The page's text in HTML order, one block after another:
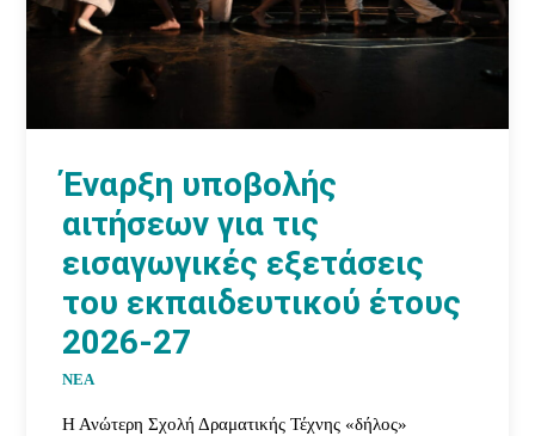
Έναρξη υποβολής
αιτήσεων για τις
εισαγωγικές εξετάσεις
του εκπαιδευτικού έτους
2026-27
ΝΕΑ
Η Ανώτερη Σχολή Δραματικής Τέχνης «δήλος»